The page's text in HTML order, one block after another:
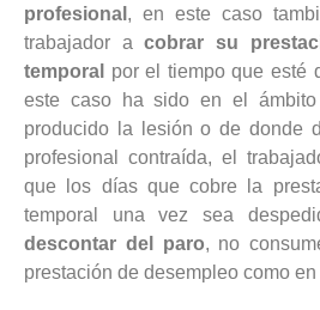
profesional , en este caso
trabajador acobrar su
temporal por el tiempo que esté
este caso ha sido en el
producido la lesión o de donde
profesional contraída, el
que los días que cobre la
temporal una vez sea
descontar del paro , no
prestación de desempleo como en